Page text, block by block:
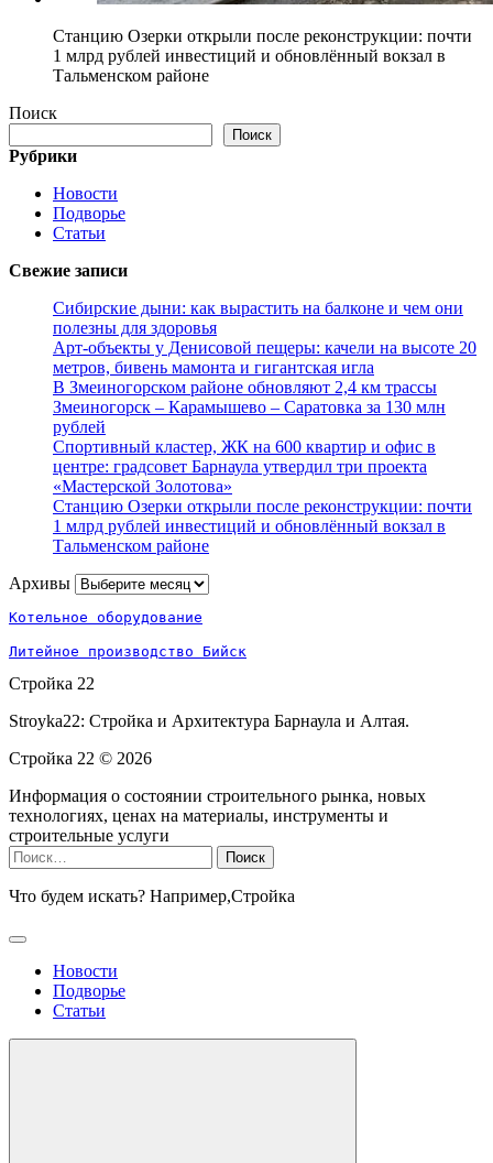
Станцию Озерки открыли после реконструкции: почти
1 млрд рублей инвестиций и обновлённый вокзал в
Тальменском районе
Поиск
Поиск
Рубрики
Новости
Подворье
Статьи
Свежие записи
Сибирские дыни: как вырастить на балконе и чем они
полезны для здоровья
Арт-объекты у Денисовой пещеры: качели на высоте 20
метров, бивень мамонта и гигантская игла
В Змеиногорском районе обновляют 2,4 км трассы
Змеиногорск – Карамышево – Саратовка за 130 млн
рублей
Спортивный кластер, ЖК на 600 квартир и офис в
центре: градсовет Барнаула утвердил три проекта
«Мастерской Золотова»
Станцию Озерки открыли после реконструкции: почти
1 млрд рублей инвестиций и обновлённый вокзал в
Тальменском районе
Архивы Архивы
Котельное оборудование
Литейное производство Бийск
Стройка 22
Stroyka22: Стройка и Архитектура Барнаула и Алтая.
Стройка 22 © 2026
Информация о состоянии строительного рынка, новых
технологиях, ценах на материалы, инструменты и
строительные услуги
Найти:
Что будем искать? Например,Стройка
Новости
Подворье
Статьи